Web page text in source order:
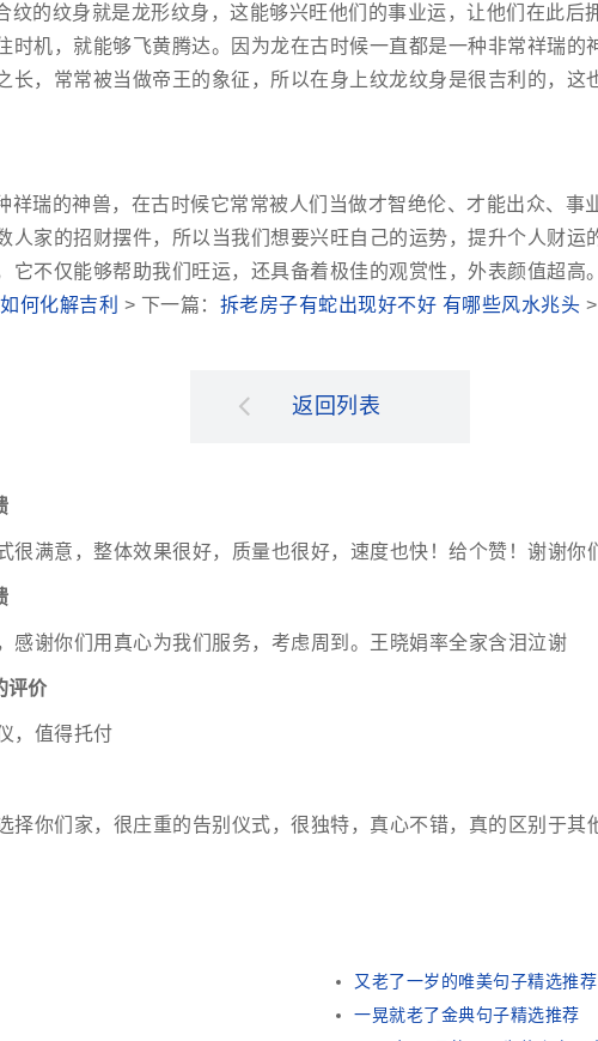
纹的纹身就是龙形纹身，这能够兴旺他们的事业运，让他们在此后
时机，就能够飞黄腾达。因为龙在古时候一直都是一种非常祥瑞的
长，常常被当做帝王的象征，所以在身上纹龙纹身是很吉利的，这
祥瑞的神兽，在古时候它常常被人们当做才智绝伦、才能出众、事
人家的招财摆件，所以当我们想要兴旺自己的运势，提升个人财运
它不仅能够帮助我们旺运，还具备着极佳的观赏性，外表颜值超高
何化解吉利 > 下一篇： 拆老房子有蛇出现好不好 有哪些风水兆头 >
返回列表
很满意，整体效果很好，质量也很好，速度也快！给个赞！谢谢你
感谢你们用真心为我们服务，考虑周到。王晓娟率全家含泪泣谢
评价
，值得托付
择你们家，很庄重的告别仪式，很独特，真心不错，真的区别于其
又老了一岁的唯美句子精选推荐
一晃就老了金典句子精选推荐